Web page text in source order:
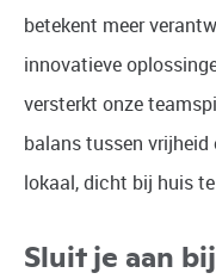
betekent meer
innovatieve
versterkt onze
balans tussen
lokaal, dicht bij huis te
Sluit je aan